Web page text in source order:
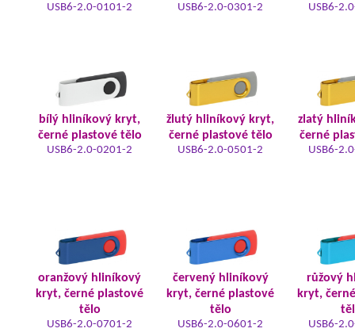
USB6-2.0-0101-2 USB6-2.0-0301-2 USB6-
bílý hliníkový kryt,
černé plastové tělo
USB6-2.0-0201-2
žlutý hliníkový kryt,
černé plastové tělo
USB6-2.0-0501-2
zlatý
černé
USB6-
oranžový hliníkový
kryt, černé plastové
tělo
USB6-2.0-0701-2
červený hliníkový
kryt, černé plastové
tělo
USB6-2.0-0601-2
růžový
kryt,
USB6-